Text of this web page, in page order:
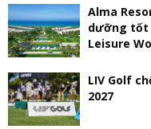
Alma
dưỡng tốt
Leisure
LIV Golf
2027